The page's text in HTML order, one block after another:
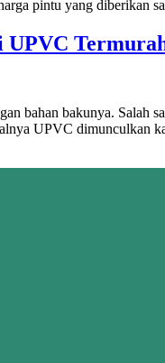
pintu yang diberikan
UPVC
bahan bakunya.
UPVC